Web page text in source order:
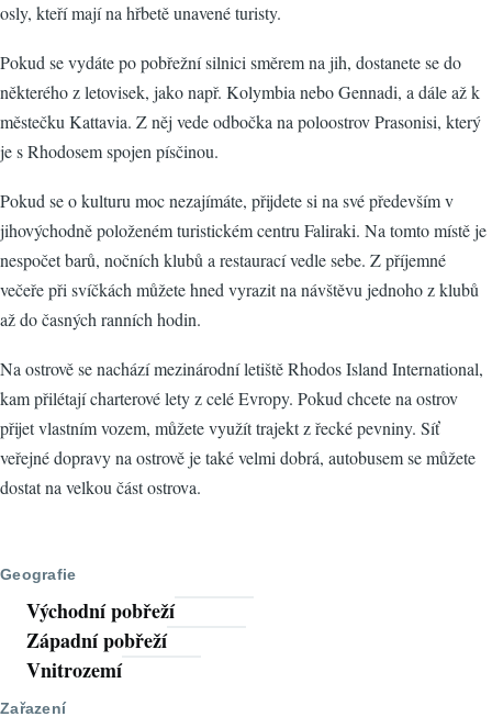
osly, kteří mají na hřbetě unavené turisty.
Pokud se vydáte po pobřežní silnici směrem na jih, dostanete se do
některého z letovisek, jako např. Kolymbia nebo Gennadi, a dále až k
městečku Kattavia. Z něj vede odbočka na poloostrov Prasonisi, který
je s Rhodosem spojen písčinou.
Pokud se o kulturu moc nezajímáte, přijdete si na své především v
jihovýchodně položeném turistickém centru Faliraki. Na tomto místě je
nespočet barů, nočních klubů a restaurací vedle sebe. Z příjemné
večeře při svíčkách můžete hned vyrazit na návštěvu jednoho z klubů
až do časných ranních hodin.
Na ostrově se nachází mezinárodní letiště Rhodos Island International,
kam přilétají charterové lety z celé Evropy. Pokud chcete na ostrov
přijet vlastním vozem, můžete využít trajekt z řecké pevniny. Síť
veřejné dopravy na ostrově je také velmi dobrá, autobusem se můžete
dostat na velkou část ostrova.
Geografie
Východní pobřeží
Západní pobřeží
Vnitrozemí
Zařazení